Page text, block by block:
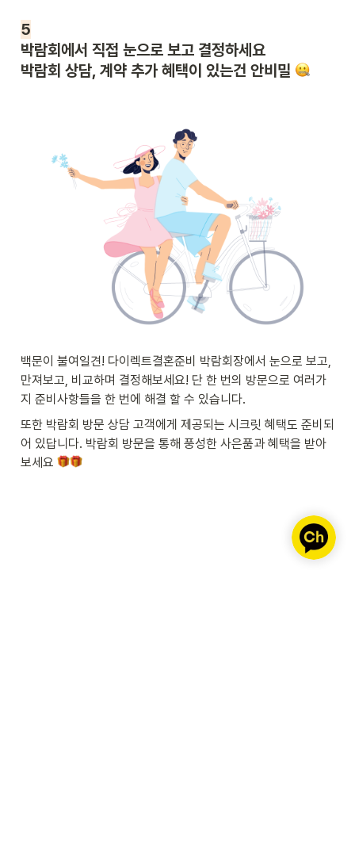
박람회에서 직접 눈으로 보고 결정하세요
박람회 상담, 계약 추가 혜택이 있는건 안비밀
백문이 불여일견! 다이렉트결혼준비 박람회장에서 눈으로 보고,
만져보고, 비교하며 결정해보세요! 단 한 번의 방문으로 여러가
지 준비사항들을 한 번에 해결 할 수 있습니다.
또한 박람회 방문 상담 고객에게 제공되는 시크릿 혜택도 준비되
어 있답니다. 박람회 방문을 통해 풍성한 사은품과 혜택을 받아
보세요